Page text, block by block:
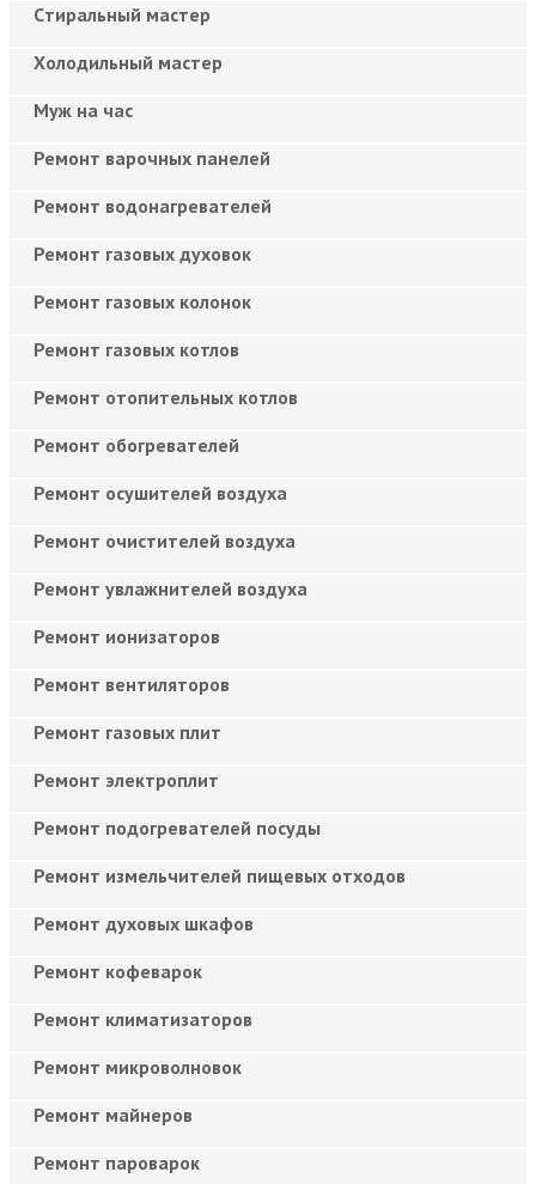
Cтиральный мастер
Холодильный мастер
Муж на час
Ремонт варочных панелей
Ремонт водонагревателей
Ремонт газовых духовок
Ремонт газовых колонок
Ремонт газовых котлов
Ремонт отопительных котлов
Ремонт обогревателей
Ремонт осушителей воздуха
Ремонт очистителей воздуха
Ремонт увлажнителей воздуха
Ремонт ионизаторов
Ремонт вентиляторов
Ремонт газовых плит
Ремонт электроплит
Ремонт подогревателей посуды
Ремонт измельчителей пищевых отходов
Ремонт духовых шкафов
Ремонт кофеварок
Ремонт климатизаторов
Ремонт микроволновок
Ремонт майнеров
Ремонт пароварок